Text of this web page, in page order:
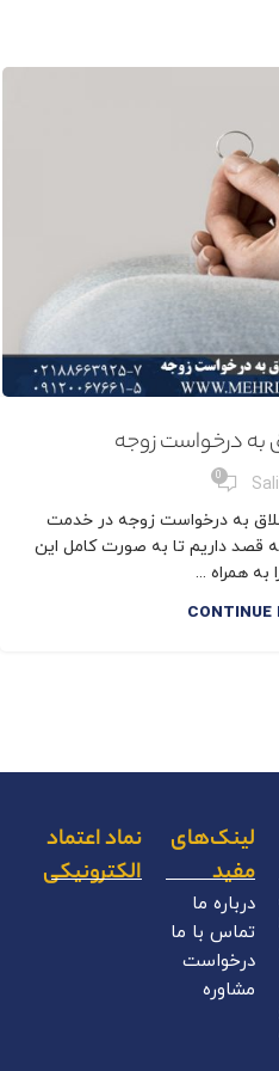
به درخواست زوجه
0
به درخواست زوجه در خدمت
قصد داریم تا به صورت کامل این
به همراه ...
CONTINUE
لینک‌های
مفید
درباره ما
تماس با ما
درخواست
مشاوره
نماد اعتماد
الکترونیکی